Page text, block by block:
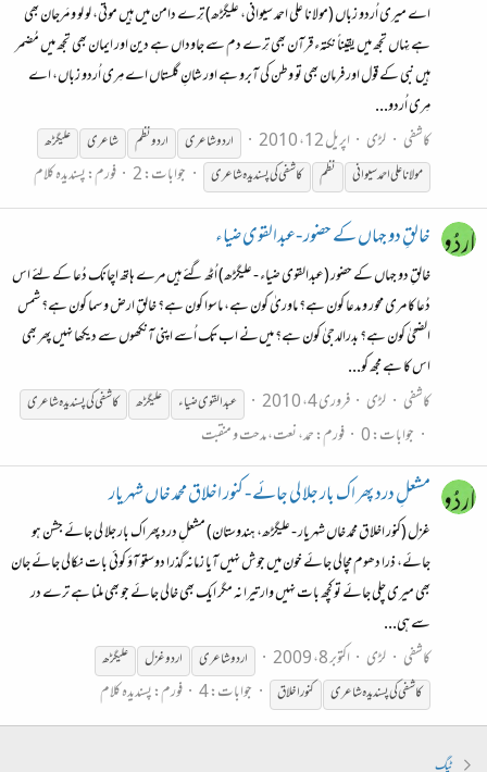
اے میری اُردو زباں (مولانا علی احمد سیوانی، علیگڑھ) تِرے دامن میں ہیں موتی، لو لو و مَرجان بھی
ہے نِہاں تجھ میں یقیناً نکتہء قرآن بھی تِرے دم سے جاوداں ہے دین اور ایمان بھی تجھ میں مُضمر
ہیں نبی کے قول اور فرمان بھی تو وطن کی آبرو ہے اور شانِ گلستاں اے مِری اُردو زباں، اے
مِری اُردو...
کاشفی
لڑی اپریل 12، 2010 اردو شاعری اردو نظم شاعری
علیگڑھ
مولانا علی احمد سیوانی
نظم کاشفی کی پسندیدہ شاعری جوابات: 2 فورم:پسندیدہ کلام
خالقِ دو جہاں کے حضور -عبدالقوی ضیاء
خالقِ دو جہاں کے حضور (عبدالقوی ضیاء - علیگڑھ) اُٹھ گئے ہیں مرے ہاتھ اچانک دُعا کے لئے اس
دُعا کا مری محور و مدعا کون ہے؟ ماوریٰ کون ہے، ماسوا کون ہے؟ خالقِ ارض و سما کون ہے؟ شمس
الضحیٰ کون ہے؟ بدرالدجیٰ کون ہے؟ میں‌نے اب تک اُسے اپنی آنکھوں سے دیکھا نہیں پھر بھی
اس کا ہے مجھ کو...
کاشفی
لڑی فروری 4، 2010 عبدالقوی ضیاء علیگڑھ کاشفی کی پسندیدہ شاعری
جوابات: 0 فورم:حمد، نعت، مدحت و منقبت
مشعلِ درد پھر اک بار جلا لی جائے - کنور اخلاق محمد خاں شہریار
غزل (کنور اخلاق محمد خاں شہریار - علیگڑھ، ہندوستان) مشعلِ درد پھر اک بار جلا لی جائے جشن ہو
جائے، ذرا دھوم مچالی جائے خون میں جوش نہیں آیا زمانہ گذرا دوستو آؤ کوئی بات نکالی جائے جان
بھی میری چلی جائے تو کچھ بات نہیں وار تیرا نہ مگر ایک بھی خالی جائے جو بھی ملنا ہے ترے در
سے ہی...
کاشفی
لڑی اکتوبر 8، 2009 اردو شاعری اردو غزل
علیگڑھ
کاشفی کی پسندیدہ شاعری
کنور اخلاق جوابات: 4 فورم:پسندیدہ کلام
ٹیگ